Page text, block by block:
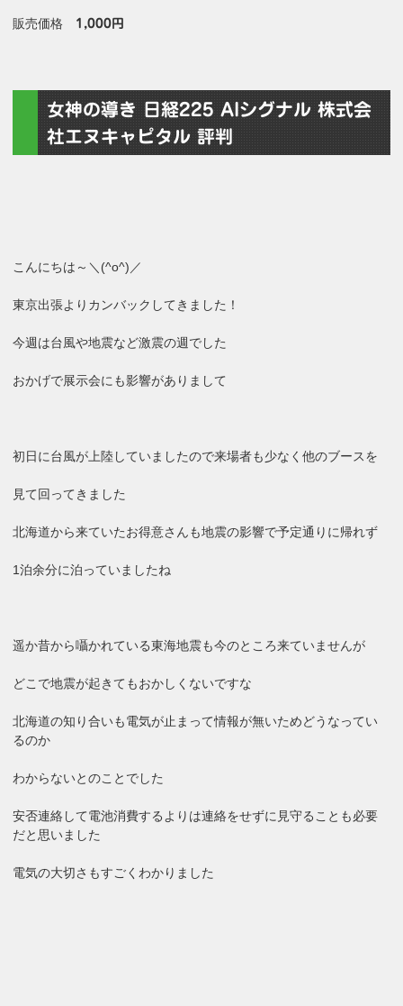
販売価格 1,000円
女神の導き 日経225 AIシグナル 株式会
社エヌキャピタル 評判
こんにちは～＼(^o^)／
東京出張よりカンバックしてきました！
今週は台風や地震など激震の週でした
おかげで展示会にも影響がありまして
初日に台風が上陸していましたので来場者も少なく他のブースを
見て回ってきました
北海道から来ていたお得意さんも地震の影響で予定通りに帰れず
1泊余分に泊っていましたね
遥か昔から囁かれている東海地震も今のところ来ていませんが
どこで地震が起きてもおかしくないですな
北海道の知り合いも電気が止まって情報が無いためどうなってい
るのか
わからないとのことでした
安否連絡して電池消費するよりは連絡をせずに見守ることも必要
だと思いました
電気の大切さもすごくわかりました